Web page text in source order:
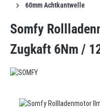
60mm Achtkantwelle
Somfy
Zugkaft 6Nm /
Bildergalerie überspringen